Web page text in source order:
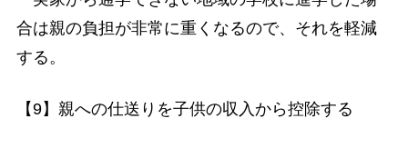
合は親の負担が非常に重くなるので、それを軽減
する。
【9】親への仕送りを子供の収入から控除する